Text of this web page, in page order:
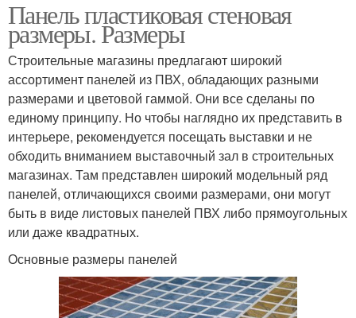
Панель пластиковая стеновая
размеры. Размеры
Строительные магазины предлагают широкий
ассортимент панелей из ПВХ, обладающих разными
размерами и цветовой гаммой. Они все сделаны по
единому принципу. Но чтобы наглядно их представить в
интерьере, рекомендуется посещать выставки и не
обходить вниманием выставочный зал в строительных
магазинах. Там представлен широкий модельный ряд
панелей, отличающихся своими размерами, они могут
быть в виде листовых панелей ПВХ либо прямоугольных
или даже квадратных.
Основные размеры панелей